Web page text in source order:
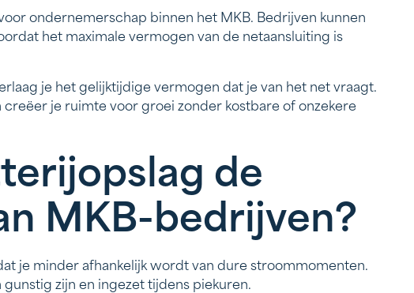
ondernemerschap binnen het MKB. Bedrijven kunnen
het maximale vermogen van de netaansluiting is
je het gelijktijdige vermogen dat je van het net vraagt.
je ruimte voor groei zonder kostbare of onzekere
de
MKB-bedrijven?
je minder afhankelijk wordt van dure stroommomenten.
zijn en ingezet tijdens piekuren.